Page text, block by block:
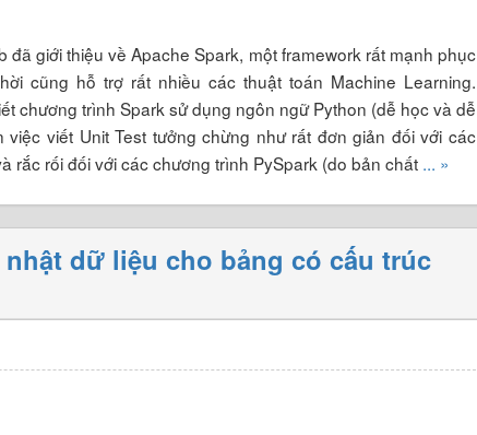
đã giới thiệu về Apache Spark, một framework rất mạnh phục
cũng hỗ trợ rất nhiều các thuật toán Machine Learning.
chương trình Spark sử dụng ngôn ngữ Python (dễ học và dễ
viết Unit Test tưởng chừng như rất đơn giản đối với các
rắc rối đối với các chương trình PySpark (do bản chất ... »
dữ liệu cho bảng có cấu trúc